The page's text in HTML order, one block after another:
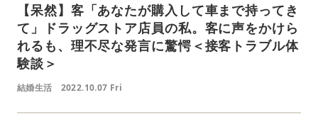
【呆然】客「あなたが購入して車まで持ってき
て」ドラッグストア店員の私。客に声をかけら
れるも、理不尽な発言に驚愕＜接客トラブル体
験談＞
結婚生活 2022.10.07 Fri